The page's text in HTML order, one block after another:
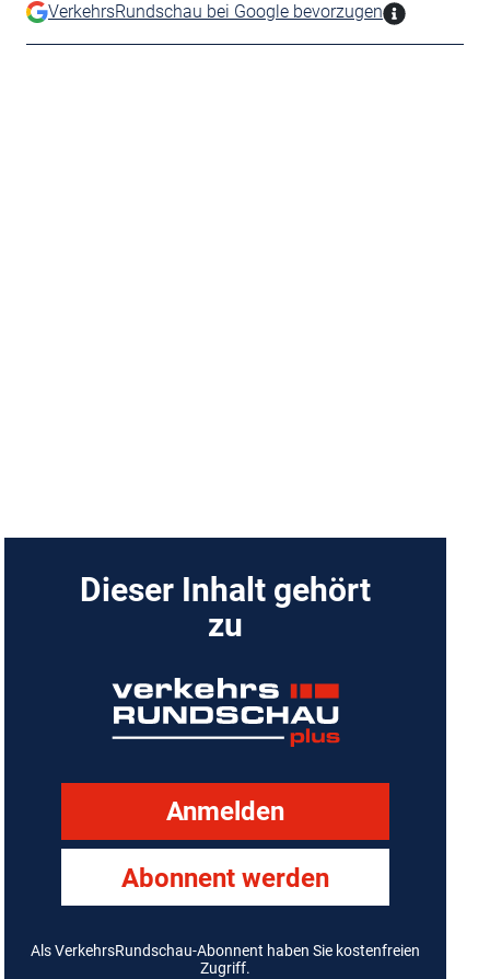
VerkehrsRundschau bei Google bevorzugen
Dieser Inhalt gehört
zu
Anmelden
Abonnent werden
Als VerkehrsRundschau-Abonnent haben Sie kostenfreien
Zugriff.